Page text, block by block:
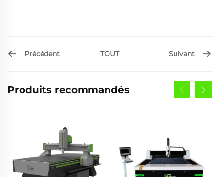
Précédent TOUT Suivant
Produits recommandés